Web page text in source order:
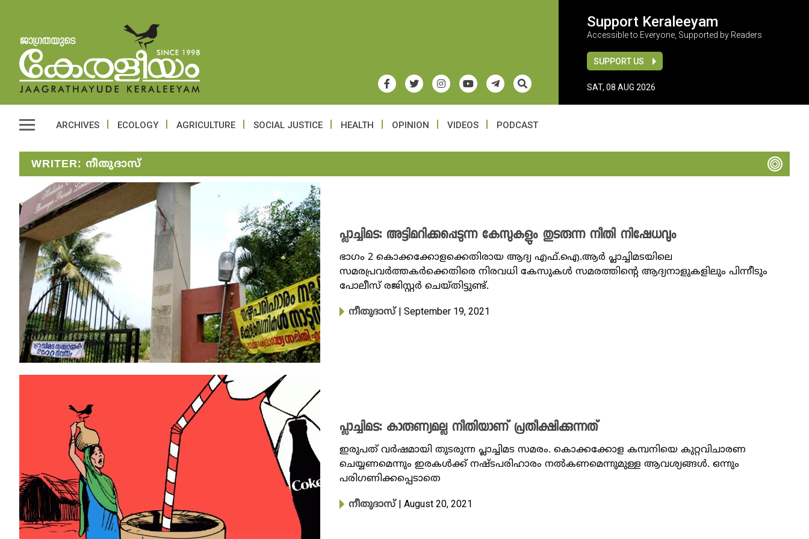
Support Keraleeyam
Accessible to Everyone, Supported by Readers
SUPPORT US
SAT, 08 AUG 2026
ARCHIVES ECOLOGY AGRICULTURE SOCIAL JUSTICE HEALTH OPINION VIDEOS PODCAST
WRITER: നീതുദാസ്‌
പ്ലാച്ചിമട: അട്ടിമറിക്കപ്പെടുന്ന കേസുകളും തുടരുന്ന നീതി നിഷേധവും
ഭാ​ഗം 2 കൊക്കക്കോളക്കെതിരായ ആദ്യ എഫ്.ഐ.ആര്‍ പ്ലാച്ചിമടയിലെ
സമരപ്രവര്‍ത്തകര്‍ക്കെതിരെ നിരവധി കേസുകള്‍ സമരത്തിന്റെ ആദ്യനാളുകളിലും പിന്നീടും
പോലീസ് രജിസ്റ്റര്‍ ചെയ്തിട്ടുണ്ട്.
നീതുദാസ്‌ | September 19, 2021
പ്ലാച്ചിമട: കാരുണ്യമല്ല നീതിയാണ് പ്രതീക്ഷിക്കുന്നത്
ഇരുപത് വര്‍ഷമായി തുടരുന്ന പ്ലാച്ചിമട സമരം. കൊക്കക്കോള കമ്പനിയെ കുറ്റവിചാരണ
ചെയ്യണമെന്നും ഇരകള്‍ക്ക് നഷ്ടപരിഹാരം നല്‍കണമെന്നുമുള്ള ആവശ്യങ്ങള്‍. ഒന്നും
പരിഗണിക്കപ്പെടാതെ
നീതുദാസ്‌ | August 20, 2021